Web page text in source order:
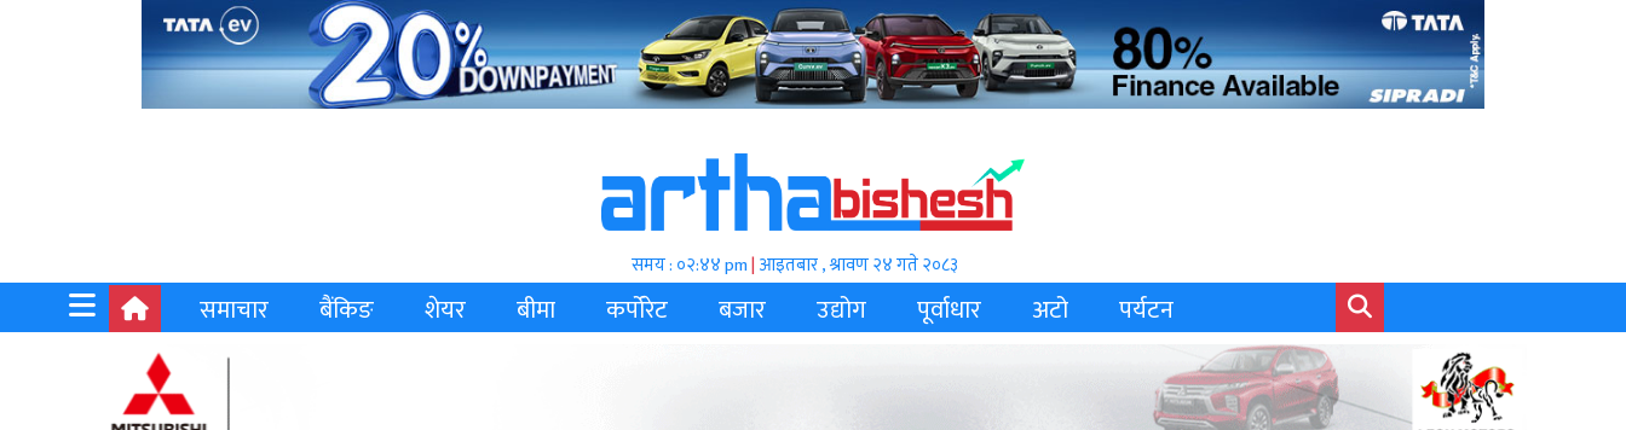
समय : ०२:४४ pm| आइतबार , श्रावण २४ गते २०८३
समाचार बैंकिङ शेयर बीमा कर्पोरेट बजार उद्योग पूर्वाधार अटो पर्यटन